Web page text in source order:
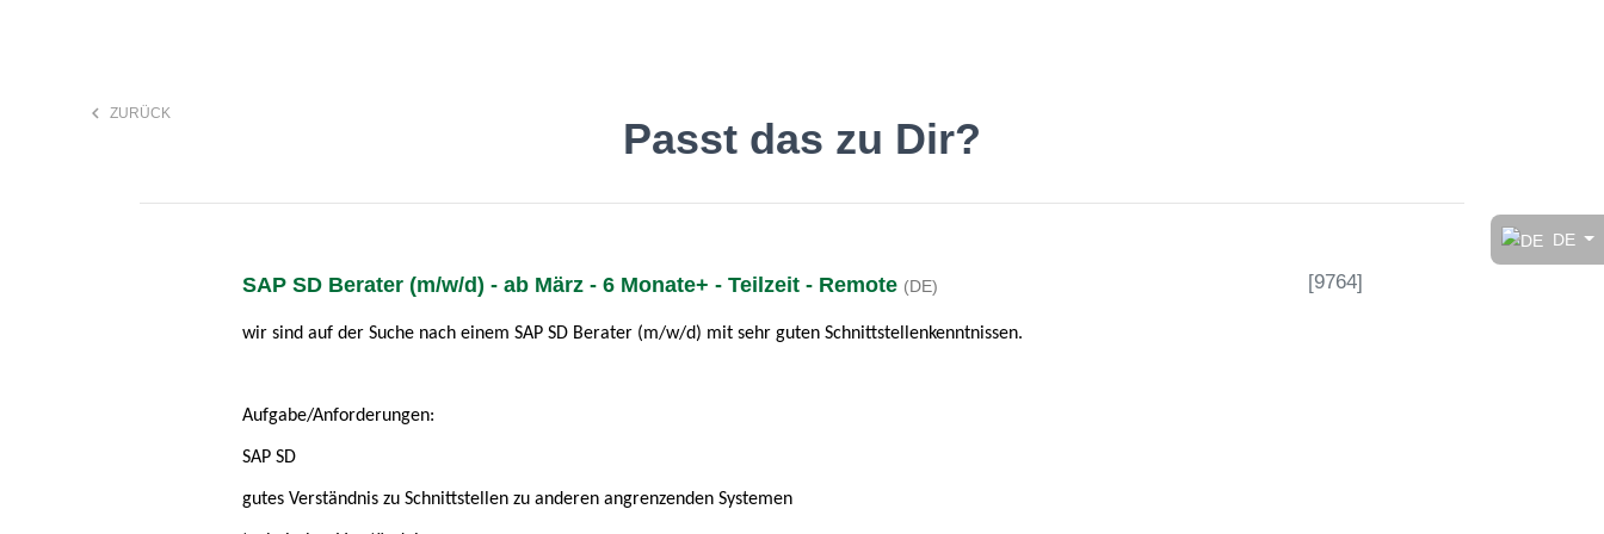
DE
Finde den Job, der Dir gefällt!
keyboard_arrow_left ZURÜCK
Passt das zu Dir?
SAP SD Berater (m/w/d) - ab März - 6 Monate+ - Teilzeit - Remote (DE) [9764]
wir sind auf der Suche nach einem SAP SD Berater (m/w/d) mit sehr guten Schnittstellenkenntnissen.
Aufgabe/Anforderungen:
SAP SD
gutes Verständnis zu Schnittstellen zu anderen angrenzenden Systemen